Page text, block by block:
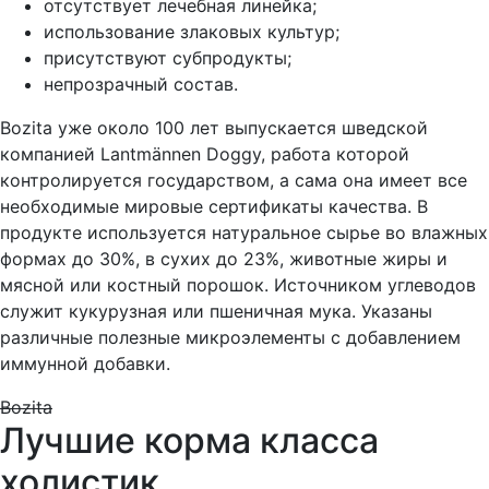
отсутствует лечебная линейка;
использование злаковых культур;
присутствуют субпродукты;
непрозрачный состав.
Bozita уже около 100 лет выпускается шведской
компанией Lantmännen Doggy, работа которой
контролируется государством, а сама она имеет все
необходимые мировые сертификаты качества. В
продукте используется натуральное сырье во влажных
формах до 30%, в сухих до 23%, животные жиры и
мясной или костный порошок. Источником углеводов
служит кукурузная или пшеничная мука. Указаны
различные полезные микроэлементы с добавлением
иммунной добавки.
Bozita
Лучшие корма класса